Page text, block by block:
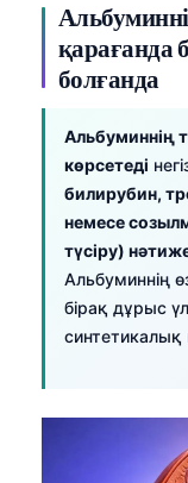
қарағанда
болғанда
Альбуминнің
көрсетеді
билирубин,
немесе
түсіру)
Альбуминнің
бірақ дұрыс
синтетикалық